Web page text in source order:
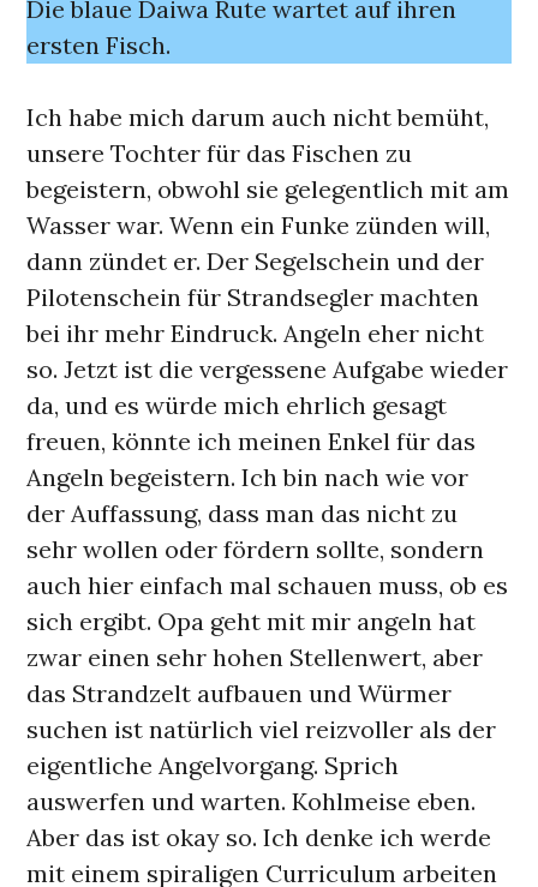
Die blaue Daiwa Rute wartet auf ihren
ersten Fisch.
Ich habe mich darum auch nicht bemüht,
unsere Tochter für das Fischen zu
begeistern, obwohl sie gelegentlich mit am
Wasser war. Wenn ein Funke zünden will,
dann zündet er. Der Segelschein und der
Pilotenschein für Strandsegler machten
bei ihr mehr Eindruck. Angeln eher nicht
so. Jetzt ist die vergessene Aufgabe wieder
da, und es würde mich ehrlich gesagt
freuen, könnte ich meinen Enkel für das
Angeln begeistern. Ich bin nach wie vor
der Auffassung, dass man das nicht zu
sehr wollen oder fördern sollte, sondern
auch hier einfach mal schauen muss, ob es
sich ergibt. Opa geht mit mir angeln hat
zwar einen sehr hohen Stellenwert, aber
das Strandzelt aufbauen und Würmer
suchen ist natürlich viel reizvoller als der
eigentliche Angelvorgang. Sprich
auswerfen und warten. Kohlmeise eben.
Aber das ist okay so. Ich denke ich werde
mit einem spiraligen Curriculum arbeiten